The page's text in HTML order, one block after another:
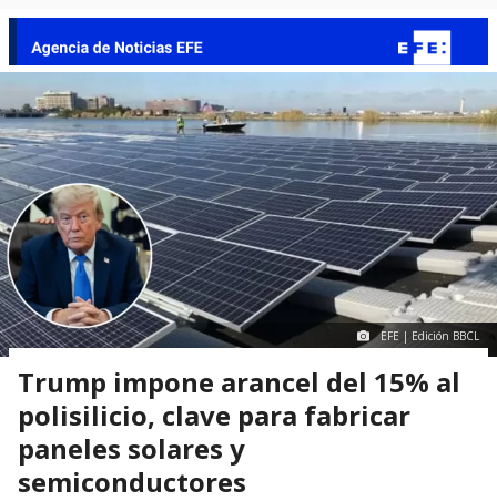
EFE | Edición BBCL
Trump impone arancel del 15% al
polisilicio, clave para fabricar
paneles solares y
semiconductores